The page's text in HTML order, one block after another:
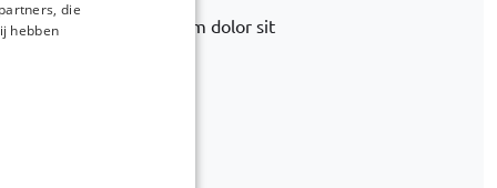
alternatief. Lorem ipsum dolor sit
quia debitis
die
hebben